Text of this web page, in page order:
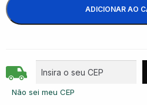
ADICIONAR AO
Não sei meu CEP